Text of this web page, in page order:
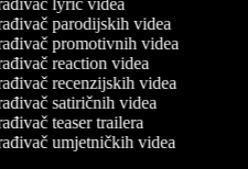
lyric videa
parodijskih videa
promotivnih videa
reaction videa
recenzijskih videa
satiričnih videa
teaser trailera
umjetničkih videa